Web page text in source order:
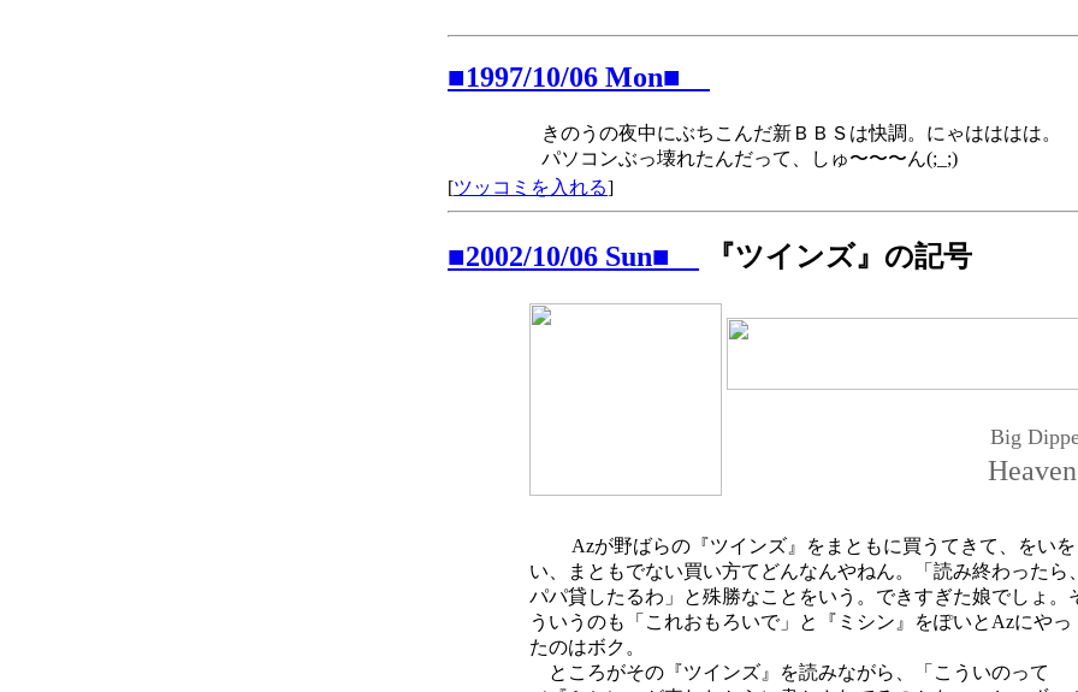
■1997/10/06 Mon■
きのうの夜中にぶちこんだ新ＢＢＳは快調。にゃはははは。
パソコンぶっ壊れたんだって、しゅ〜〜〜ん(;_;)
[ツッコミを入れる]
■2002/10/06 Sun■ 『ツインズ』の記号
Big
Azが野ばらの『ツインズ』をまともに買うてきて、をいを
い、まともでない買い方てどんなんやねん。「読み終わったら
パパ貸したるわ」と殊勝なことをいう。できすぎた娘でしょ。
ういうのも「これおもろいで」と『ミシン』をぽいとAzにやっ
たのはボク。
ところがその『ツインズ』を読みながら、「こういのって